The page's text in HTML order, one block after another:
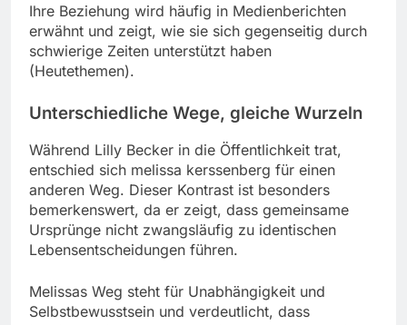
Ihre Beziehung wird häufig in Medienberichten
erwähnt und zeigt, wie sie sich gegenseitig durch
schwierige Zeiten unterstützt haben
(Heutethemen).
Unterschiedliche Wege, gleiche Wurzeln
Während Lilly Becker in die Öffentlichkeit trat,
entschied sich melissa kerssenberg für einen
anderen Weg. Dieser Kontrast ist besonders
bemerkenswert, da er zeigt, dass gemeinsame
Ursprünge nicht zwangsläufig zu identischen
Lebensentscheidungen führen.
Melissas Weg steht für Unabhängigkeit und
Selbstbewusstsein und verdeutlicht, dass